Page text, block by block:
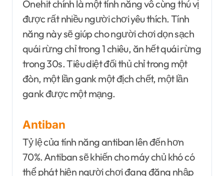
Onehit chính là một tính năng vô cùng thú vị
được rất nhiều người chơi yêu thích. Tính
năng này sẽ giúp cho người chơi dọn sạch
quái rừng chỉ trong 1 chiêu, ăn hết quái rừng
trong 30s. Tiêu diệt đối thủ chỉ trong một
đòn, một lần gank một địch chết, một lần
gank được một mạng.
Antiban
Tỷ lệ của tính năng antiban lên đến hơn
70%. Antiban sẽ khiến cho máy chủ khó có
thể phát hiện người chơi đang đăng nhập